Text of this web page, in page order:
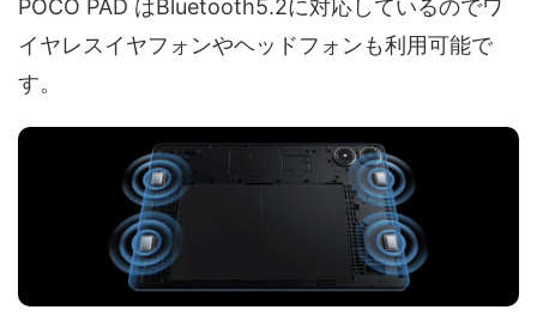
POCO PAD はBluetooth5.2に対応しているのでワ
イヤレスイヤフォンやヘッドフォンも利用可能で
す。